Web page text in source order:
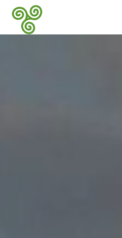
Panneau de gestion des cookies